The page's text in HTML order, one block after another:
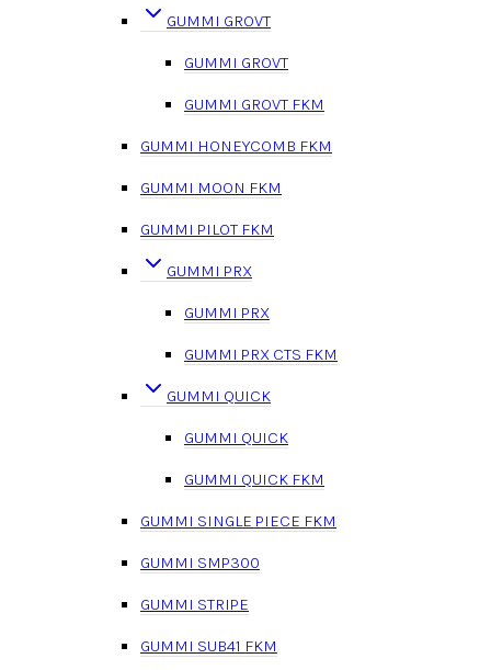
GUMMI GROVT
GUMMI GROVT
GUMMI GROVT FKM
GUMMI HONEYCOMB FKM
GUMMI MOON FKM
GUMMI PILOT FKM
GUMMI PRX
GUMMI PRX
GUMMI PRX CTS FKM
GUMMI QUICK
GUMMI QUICK
GUMMI QUICK FKM
GUMMI SINGLE PIECE FKM
GUMMI SMP300
GUMMI STRIPE
GUMMI SUB41 FKM